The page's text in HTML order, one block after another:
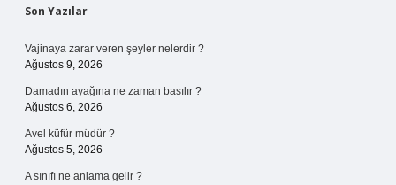
Sidebar
Son Yazılar
Vajinaya zarar veren şeyler nelerdir ?
Ağustos 9, 2026
Damadın ayağına ne zaman basılır ?
Ağustos 6, 2026
Avel küfür müdür ?
Ağustos 5, 2026
A sınıfı ne anlama gelir ?